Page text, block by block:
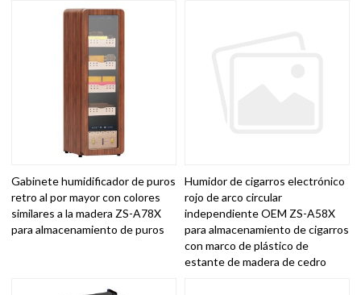
Gabinete humidificador de puros
retro al por mayor con colores
similares a la madera ZS-A78X
para almacenamiento de puros
Humidor de cigarros electrónico
rojo de arco circular
independiente OEM ZS-A58X
para almacenamiento de cigarros
con marco de plástico de
estante de madera de cedro